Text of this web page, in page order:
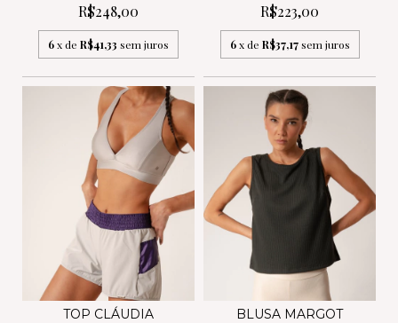
R$248,00
6x de R$41,33 sem juros
R$223,00
6 x de R$37,17 sem juros
TOP CLÁUDIA
BLUSA MARGOT